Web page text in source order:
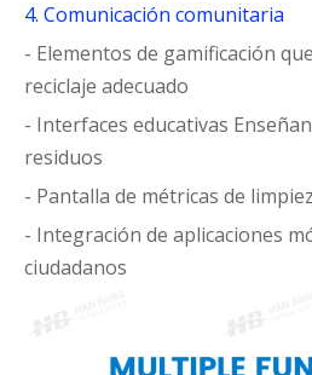
4. Comunicación comunitaria
- Elementos de gamificación
reciclaje adecuado
- Interfaces educativas
residuos
- Pantalla de métricas de
- Integración de aplicaciones
ciudadanos